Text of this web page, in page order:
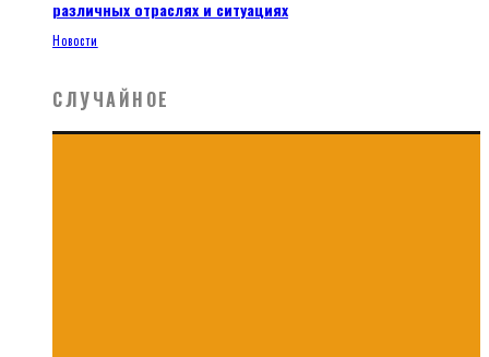
различных отраслях и ситуациях
Новости
СЛУЧАЙНОЕ